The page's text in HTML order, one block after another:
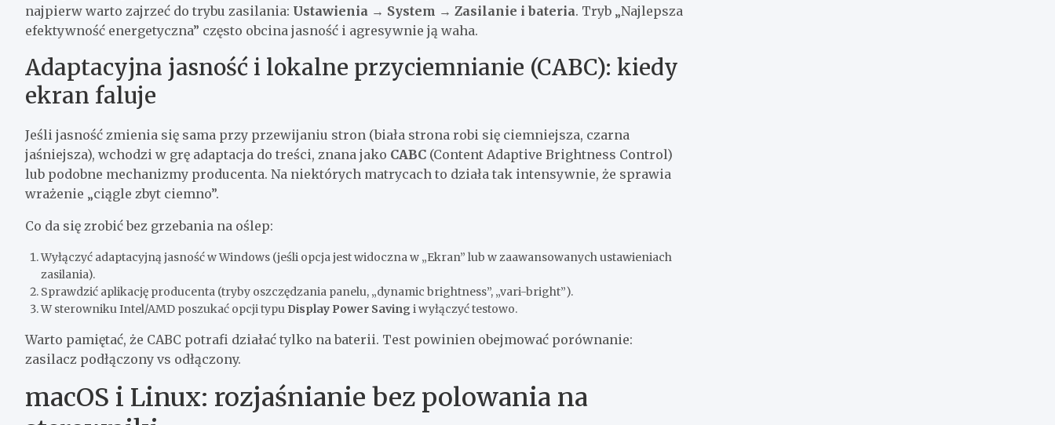
najpierw warto zajrzeć do trybu zasilania: Ustawienia → System → Zasilanie i bateria. Tryb „Najlepsza
efektywność energetyczna” często obcina jasność i agresywnie ją waha.
Adaptacyjna jasność i lokalne przyciemnianie (CABC): kiedy
ekran faluje
Jeśli jasność zmienia się sama przy przewijaniu stron (biała strona robi się ciemniejsza, czarna
jaśniejsza), wchodzi w grę adaptacja do treści, znana jako CABC (Content Adaptive Brightness Control)
lub podobne mechanizmy producenta. Na niektórych matrycach to działa tak intensywnie, że sprawia
wrażenie „ciągle zbyt ciemno”.
Co da się zrobić bez grzebania na oślep:
Wyłączyć adaptacyjną jasność w Windows (jeśli opcja jest widoczna w „Ekran” lub w zaawansowanych ustawieniach
zasilania).
Sprawdzić aplikację producenta (tryby oszczędzania panelu, „dynamic brightness”, „vari-bright”).
W sterowniku Intel/AMD poszukać opcji typu Display Power Savingi wyłączyć testowo.
Warto pamiętać, że CABC potrafi działać tylko na baterii. Test powinien obejmować porównanie:
zasilacz podłączony vs odłączony.
macOS i Linux: rozjaśnianie bez polowania na